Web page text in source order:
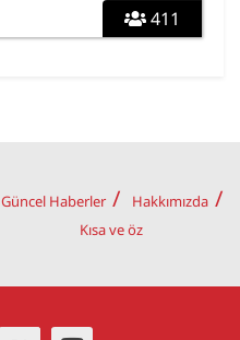
411
Güncel Haberler
Hakkımızda
Kısa ve öz